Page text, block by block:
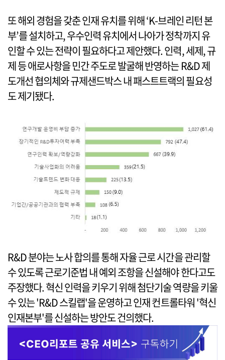
또 해외 경험을 갖춘 인재 유치를 위해 ‘K-브레인 리턴 본
부’를 설치하고, 우수인력 유치에서 나아가 정착까지 유
인할 수 있는 전략이 필요하다고 제안했다. 인력, 세제, 규
제 등 애로사항을 민간 주도로 발굴해 반영하는 R&D 제
도개선 협의체와 규제샌드박스 내 패스트트랙의 필요성
도 제기됐다.
R&D 분야는 노사 합의를 통해 자율 근로 시간을 관리할
수 있도록 근로기준법 내 예외 조항을 신설해야 한다고도
주장했다. 혁신 인력을 키우기 위해 첨단기술 역량을 키울
수 있는 'R&D 스킬랩'을 운영하고 인재 컨트롤타워 '혁신
인재본부'를 신설하는 방안도 건의했다.